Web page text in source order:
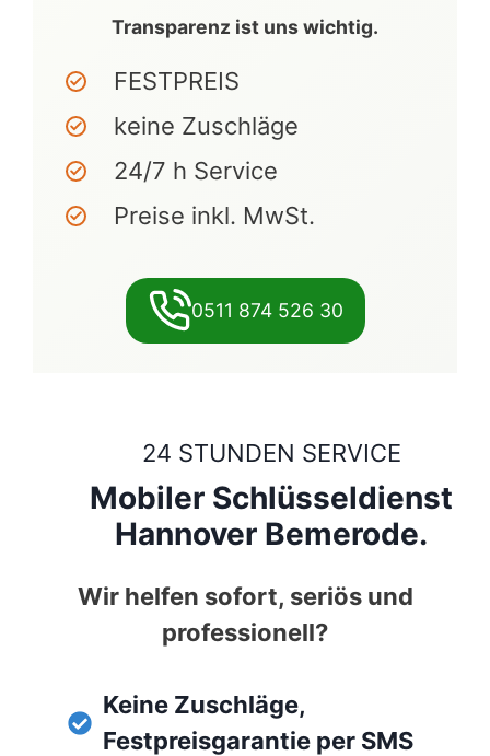
Transparenz ist uns wichtig.
FESTPREIS
keine Zuschläge
24/7 h Service
Preise inkl. MwSt.
0511 874 526 30
24 STUNDEN SERVICE
Mobiler Schlüsseldienst
Hannover Bemerode.
Wir helfen sofort, seriös und
professionell?
Keine Zuschläge,
Festpreisgarantie per SMS